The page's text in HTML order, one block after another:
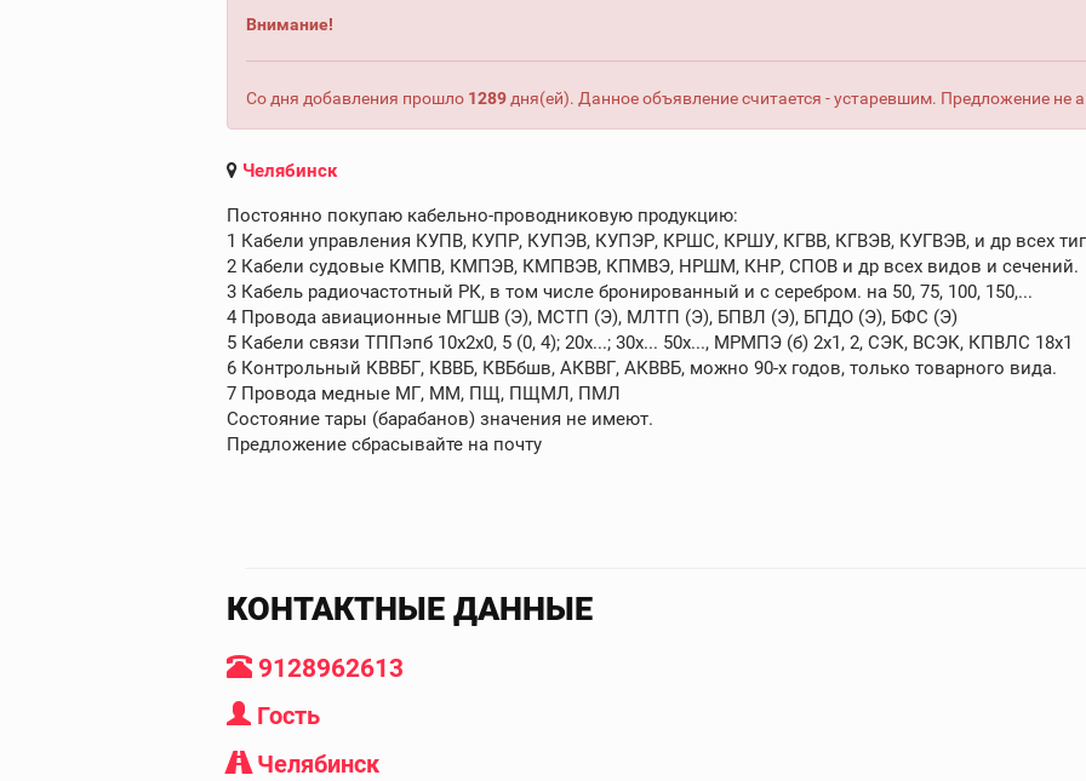
Внимание!
Со дня добавления прошло 1289 дня(ей). Данное объявление считается - устаревшим. Предложение не
Челябинск
Постоянно покупаю кабельно-проводниковую продукцию:
1 Кабели управления КУПВ, КУПР, КУПЭВ, КУПЭР, КРШС, КРШУ, КГВВ, КГВЭВ, КУГВЭВ, и др всех
2 Кабели судовые КМПВ, КМПЭВ, КМПВЭВ, КПМВЭ, НРШМ, КНР, СПОВ и др всех видов и сечений.
3 Кабель радиочастотный РК, в том числе бронированный и с серебром. на 50, 75, 100, 150,...
4 Провода авиационные МГШВ (Э), МСТП (Э), МЛТП (Э), БПВЛ (Э), БПДО (Э), БФС (Э)
5 Кабели связи ТППэпб 10х2х0, 5 (0, 4); 20х...; 30х... 50х..., МРМПЭ (б) 2х1, 2, СЭК, ВСЭК, КПВЛС 18х1
6 Контрольный КВВБГ, КВВБ, КВБбшв, АКВВГ, АКВВБ, можно 90-х годов, только товарного вида.
7 Провода медные МГ, ММ, ПЩ, ПЩМЛ, ПМЛ
Состояние тары (барабанов) значения не имеют.
Предложение сбрасывайте на почту
КОНТАКТНЫЕ ДАННЫЕ
9128962613
Гость
Челябинск